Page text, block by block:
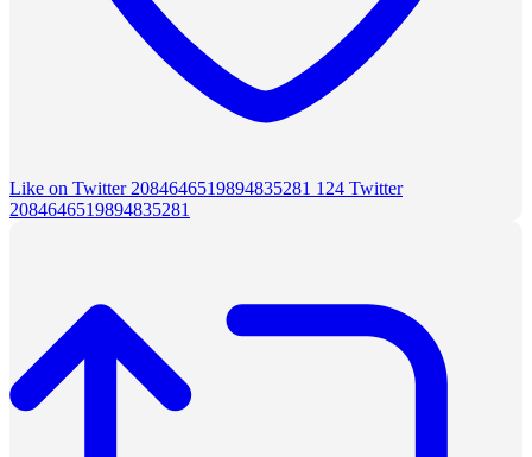
Like on Twitter 2084646519894835281 124 Twitter
2084646519894835281